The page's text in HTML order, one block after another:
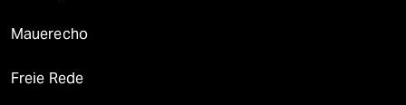
Mauerecho
Freie Rede